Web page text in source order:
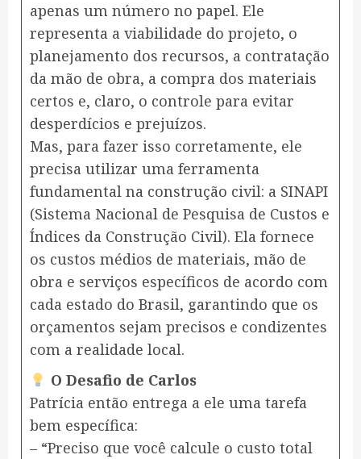
apenas um número no papel. Ele
representa a viabilidade do projeto, o
planejamento dos recursos, a contratação
da mão de obra, a compra dos materiais
certos e, claro, o controle para evitar
desperdícios e prejuízos.
Mas, para fazer isso corretamente, ele
precisa utilizar uma ferramenta
fundamental na construção civil: a SINAPI
(Sistema Nacional de Pesquisa de Custos e
Índices da Construção Civil). Ela fornece
os custos médios de materiais, mão de
obra e serviços específicos de acordo com
cada estado do Brasil, garantindo que os
orçamentos sejam precisos e condizentes
com a realidade local.
O Desafio de Carlos
Patrícia então entrega a ele uma tarefa
bem específica:
– “Preciso que você calcule o custo total